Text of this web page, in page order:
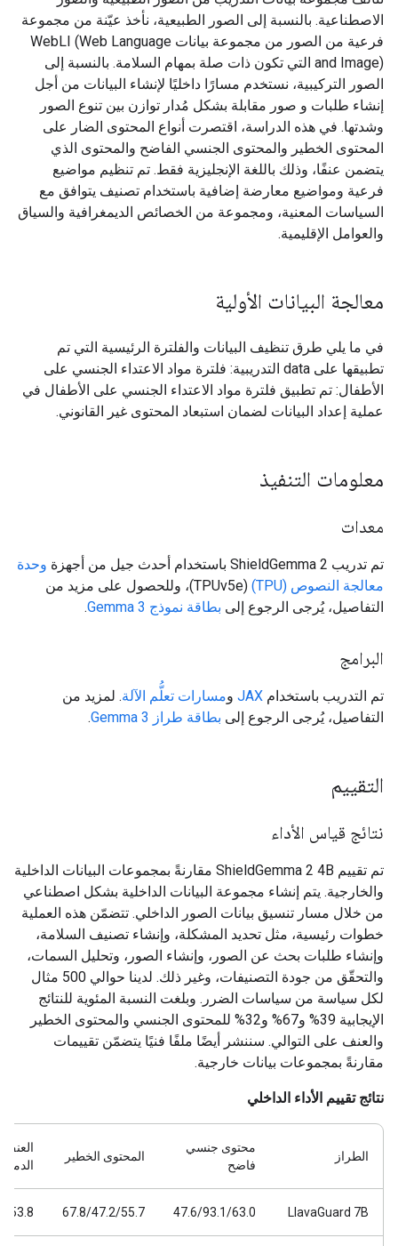
الاصطناعية. بالنسبة إلى الصور الطبيعية، نأخذ عيّنة من مجموعة
فرعية من الصور من مجموعة بيانات WebLI (Web Language
and Image) التي تكون ذات صلة بمهام السلامة. بالنسبة إلى
الصور التركيبية، نستخدم مسارًا داخليًا لإنشاء البيانات من أجل
إنشاء طلبات و صور مقابلة بشكل مُدار توازن بين تنوع الصور
وشدتها. في هذه الدراسة، اقتصرت أنواع المحتوى الضار على
المحتوى الخطير والمحتوى الجنسي الفاضح والمحتوى الذي
يتضمن عنفًا، وذلك باللغة الإنجليزية فقط. تم تنظيم مواضيع
فرعية ومواضيع معارضة إضافية باستخدام تصنيف يتوافق مع
السياسات المعنية، ومجموعة من الخصائص الديمغرافية والسياق
والعوامل الإقليمية.
معالجة البيانات الأولية
في ما يلي طرق تنظيف البيانات والفلترة الرئيسية التي تم
تطبيقها على data التدريبية: فلترة مواد الاعتداء الجنسي على
الأطفال: تم تطبيق فلترة مواد الاعتداء الجنسي على الأطفال في
عملية إعداد البيانات لضمان استبعاد المحتوى غير القانوني.
معلومات التنفيذ
معدات
تم تدريب ShieldGemma 2 باستخدام أحدث جيل من أجهزة
وحدة
معالجة النصوص (TPU)
(TPUv5e)، وللحصول على مزيد من
التفاصيل، يُرجى الرجوع إلى بطاقة نموذج Gemma 3 .
البرامج
تم التدريب باستخدام JAX ومسارات تعلُّم الآلة. لمزيد من
التفاصيل، يُرجى الرجوع إلى بطاقة طراز Gemma 3 .
التقييم
نتائج قياس الأداء
تم تقييم ShieldGemma 2 4B مقارنةً بمجموعات البيانات الداخلية
والخارجية. يتم إنشاء مجموعة البيانات الداخلية بشكل اصطناعي
من خلال مسار تنسيق بيانات الصور الداخلي. تتضمّن هذه العملية
خطوات رئيسية، مثل تحديد المشكلة، وإنشاء تصنيف السلامة،
وإنشاء طلبات بحث عن الصور، وإنشاء الصور، وتحليل السمات،
والتحقّق من جودة التصنيفات، وغير ذلك. لدينا حوالي 500 مثال
لكل سياسة من سياسات الضرر. وبلغت النسبة المئوية للنتائج
الإيجابية 39% و67% و32% للمحتوى الجنسي والمحتوى الخطير
والعنف على التوالي. سننشر أيضًا ملفًا فنيًا يتضمّن تقييمات
مقارنةً بمجموعات بيانات خارجية.
نتائج تقييم الأداء الداخلي
الطراز
محتوى جنسي
فاضح
المحتوى الخطير
العنف
LlavaGuard 7B
47.6/93.1/63.0
67.8/47.2/55.7
53.8